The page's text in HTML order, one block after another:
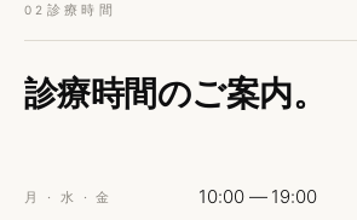
02 診療時間
診療時間のご案内。
月 · 水 · 金 10:00 — 19:00